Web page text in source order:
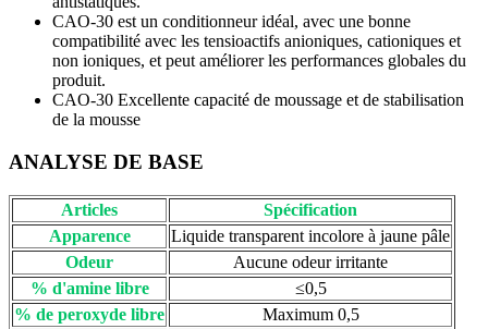
CAO-30 est un conditionneur idéal, avec une bonne
compatibilité avec les tensioactifs anioniques, cationiques et
non ioniques, et peut améliorer les performances globales du
produit.
CAO-30 Excellente capacité de moussage et de stabilisation
de la mousse
ANALYSE DE BASE
Articles
Spécification
Apparence
Liquide transparent incolore à jaune pâle
Odeur
Aucune odeur irritante
% d'amine libre
≤0,5
% de peroxyde libre
Maximum 0,5